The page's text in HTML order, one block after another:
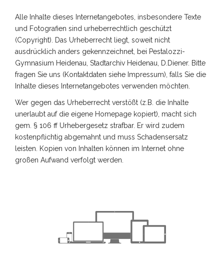
Alle Inhalte dieses Internetangebotes, insbesondere Texte
und Fotografien sind urheberrechtlich geschützt
(Copyright). Das Urheberrecht liegt, soweit nicht
ausdrücklich anders gekennzeichnet, bei Pestalozzi-
Gymnasium Heidenau, Stadtarchiv Heidenau, D.Diener. Bitte
fragen Sie uns (Kontaktdaten siehe Impressum), falls Sie die
Inhalte dieses Internetangebotes verwenden möchten.
Wer gegen das Urheberrecht verstößt (z.B. die Inhalte
unerlaubt auf die eigene Homepage kopiert), macht sich
gem. § 106 ff Urhebergesetz strafbar. Er wird zudem
kostenpflichtig abgemahnt und muss Schadensersatz
leisten. Kopien von Inhalten können im Internet ohne
großen Aufwand verfolgt werden.